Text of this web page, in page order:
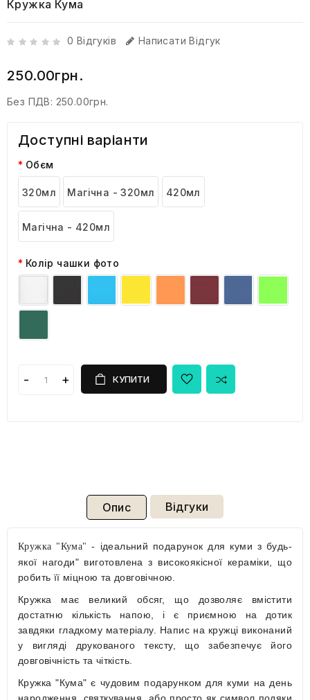
Кружка Кума
0 Відгуків Написати Відгук
250.00грн.
Без ПДВ: 250.00грн.
Доступні варіанти
Обєм
320мл Магічна - 320мл 420мл
Магічна - 420мл
Колір чашки фото
КУПИТИ
Опис Відгуки
Кружка "Кума" - ідеальний подарунок для куми з будь-
якої нагоди" виготовлена з високоякісної кераміки, що
робить її міцною та довговічною.
Кружка має великий обсяг, що дозволяє вмістити
достатню кількість напою, і є приємною на дотик
завдяки гладкому матеріалу. Напис на кружці виконаний
у вигляді друкованого тексту, що забезпечує його
довговічність та чіткість.
Кружка "Кума" є чудовим подарунком для куми на день